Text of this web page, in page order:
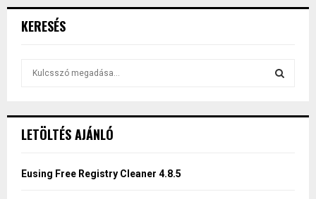
KERESÉS
h
o
LETÖLTÉS AJÁNLÓ
Eusing Free Registry Cleaner 4.8.5